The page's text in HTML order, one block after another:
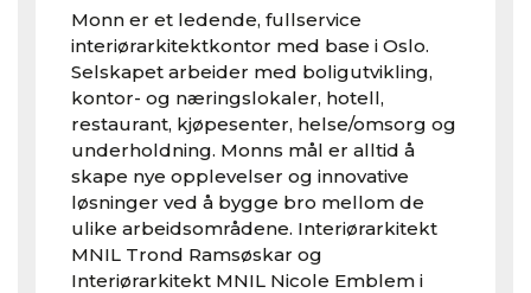
Monn er et ledende, fullservice
interiørarkitektkontor med base i Oslo.
Selskapet arbeider med boligutvikling,
kontor- og næringslokaler, hotell,
restaurant, kjøpesenter, helse/omsorg og
underholdning. Monns mål er alltid å
skape nye opplevelser og innovative
løsninger ved å bygge bro mellom de
ulike arbeidsområdene. Interiørarkitekt
MNIL Trond Ramsøskar og
Interiørarkitekt MNIL Nicole Emblem i